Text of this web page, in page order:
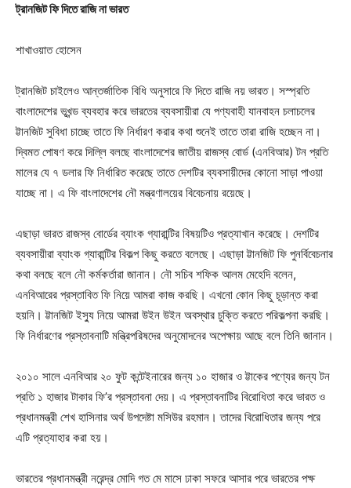
ট্রানজিট ফি দিতে রাজি না ভারত
শাখাওয়াত হোসেন
ট্রানজিট চাইলেও আন্তর্জাতিক বিধি অনুসারে ফি দিতে রাজি নয় ভারত। সস্প্রতি
বাংলাদেশের ভূখন্ড ব্যবহার করে ভারতের ব্যবসায়ীরা যে পণ্যবাহী যানবাহন চলাচলের
ট্টানজিট সুবিধা চাচ্ছে তাতে ফি নির্ধারণ করার কথা শুনেই তাতে তারা রাজি হচ্ছেন না।
দ্বিমত পোষণ করে দিল্লি বলছে বাংলাদেশের জাতীয় রাজস্ব বোর্ড (এনবিআর) টন প্রতি
মালের যে ৭ ডলার ফি নির্ধারিত করেছে তাতে দেশটির ব্যবসায়ীদের কোনো সাড়া পাওয়া
যাচ্ছে না। এ ফি বাংলাদেশের নৌ মন্ত্রণালয়ের বিবেচনায় রয়েছে।
এছাড়া ভারত রাজস্ব বোর্ডের ব্যাংক গ্যারান্টির বিষয়টিও প্রত্যাখান করেছে। দেশটির
ব্যবসায়ীরা ব্যাংক গ্যারান্টির বিকল্প কিছু করতে বলেছে। এছাড়া ট্টানজিট ফি পুনর্বিবেচনার
কথা বলছে বলে নৌ কর্মকর্তারা জানান। নৌ সচিব শফিক আলম মেহেদি বলেন,
এনবিআরের প্রস্তাবিত ফি নিয়ে আমরা কাজ করছি। এখনো কোন কিছু চূড়ান্ত করা
হয়নি। ট্টানজিট ইস্যু নিয়ে আমরা উইন উইন অবস্থার চুক্তি করতে পরিকল্পনা করছি।
ফি নির্ধারণের প্রস্তাবনাটি মন্ত্রিপরিষদের অনুমোদনের অপেক্ষায় আছে বলে তিনি জানান।
২০১০ সালে এনবিআর ২০ ফুট কন্টেইনারের জন্য ১০ হাজার ও ট্টাকের পণ্যের জন্য টন
প্রতি ১ হাজার টাকার ফি’র প্রস্তাবনা দেয়। এ প্রস্তাবনাটির বিরোধিতা করে ভারত ও
প্রধানমন্ত্রী শেখ হাসিনার অর্থ উপদেষ্টা মসিউর রহমান। তাদের বিরোধিতার জন্য পরে
এটি প্রত্যাহার করা হয়।
ভারতের প্রধানমন্ত্রী নরেন্দ্র মোদি গত মে মাসে ঢাকা সফরে আসার পরে ভারতের পক্ষ